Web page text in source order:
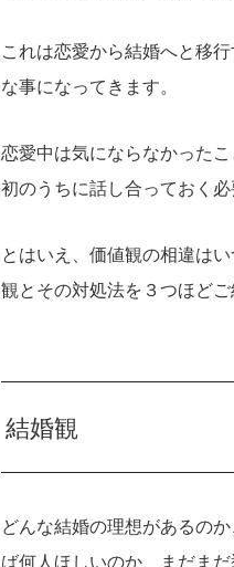
これは恋愛から結婚へと移
な事になってきます。
恋愛中は気にならなかった
初のうちに話し合っておく必
とはいえ、価値観の相違は
観とその対処法を３つほど
結婚観
どんな結婚の理想があるの
ば何人ほしいのか、まだま